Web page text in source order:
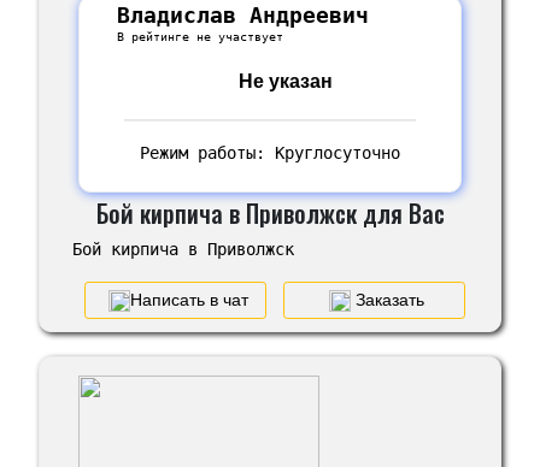
Владислав Андреевич
В рейтинге не участвует
Не указан
Режим работы: Круглосуточно
Бой кирпича в Приволжск для Вас
Бой кирпича в Приволжск
Написать в чат Заказать